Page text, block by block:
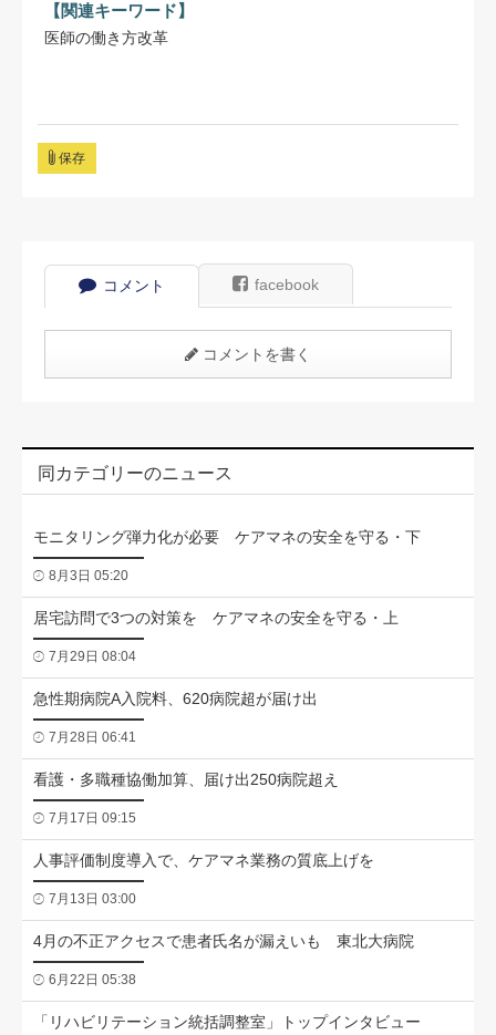
【関連キーワード】
医師の働き方改革
保存
コメント facebook
コメントを書く
同カテゴリーのニュース
モニタリング弾力化が必要 ケアマネの安全を守る・下
8月3日 05:20
居宅訪問で3つの対策を ケアマネの安全を守る・上
7月29日 08:04
急性期病院A入院料、620病院超が届け出
7月28日 06:41
看護・多職種協働加算、届け出250病院超え
7月17日 09:15
人事評価制度導入で、ケアマネ業務の質底上げを
7月13日 03:00
4月の不正アクセスで患者氏名が漏えいも 東北大病院
6月22日 05:38
「リハビリテーション統括調整室」トップインタビュー